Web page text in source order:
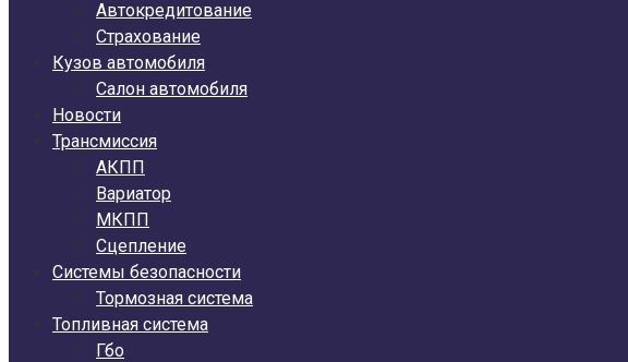
Автокредитование
Страхование
Кузов автомобиля
Салон автомобиля
Новости
Трансмиссия
АКПП
Вариатор
МКПП
Сцепление
Системы безопасности
Тормозная система
Топливная система
Гбо